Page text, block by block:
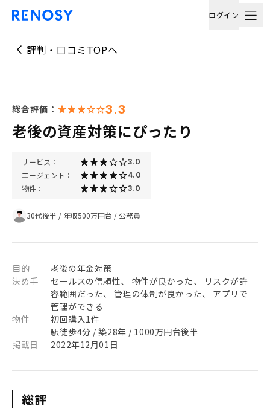
ログイン
評判・口コミTOPへ
総合評価： 3.3
老後の資産対策にぴったり
サービス： 3.0
エージェント： 4.0
物件： 3.0
30代後半 / 年収500万円台 /公務員
目的
老後の年金対策
決め手
セールスの信頼性、 物件が良かった、 リスクが許
容範囲だった、 管理の体制が良かった、 アプリで
管理ができる
物件
初回購入1件
駅徒歩4分 / 築28年 / 1000万円台後半
掲載日
2022年12月01日
総評